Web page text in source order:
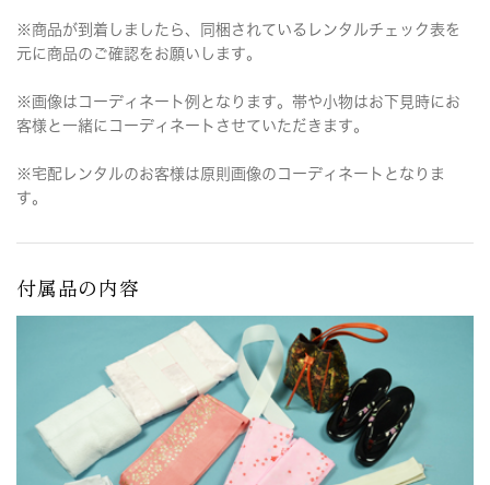
※商品が到着しましたら、同梱されているレンタルチェック表を
元に商品のご確認をお願いします。
※画像はコーディネート例となります。帯や小物はお下見時にお
客様と一緒にコーディネートさせていただきます。
※宅配レンタルのお客様は原則画像のコーディネートとなりま
す。
付属品の内容